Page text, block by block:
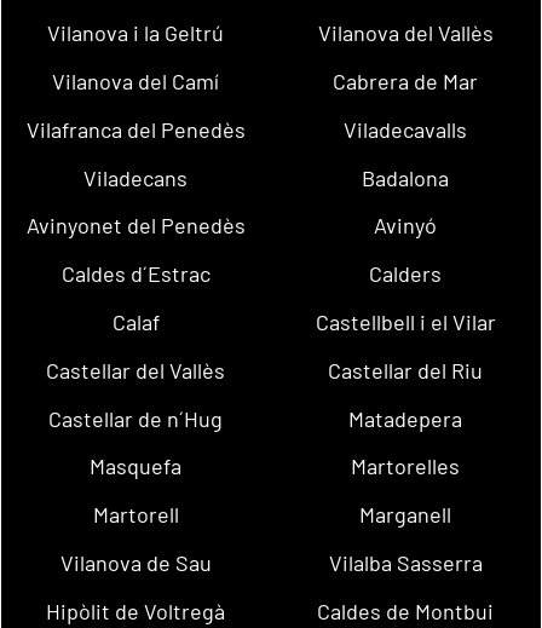
Vilanova i la Geltrú
Vilanova del Vallès
Vilanova del Camí
Cabrera de Mar
Vilafranca del Penedès
Viladecavalls
Viladecans
Badalona
Avinyonet del Penedès
Avinyó
Caldes d´Estrac
Calders
Calaf
Castellbell i el Vilar
Castellar del Vallès
Castellar del Riu
Castellar de n´Hug
Matadepera
Masquefa
Martorelles
Martorell
Marganell
Vilanova de Sau
Vilalba Sasserra
Hipòlit de Voltregà
Caldes de Montbui